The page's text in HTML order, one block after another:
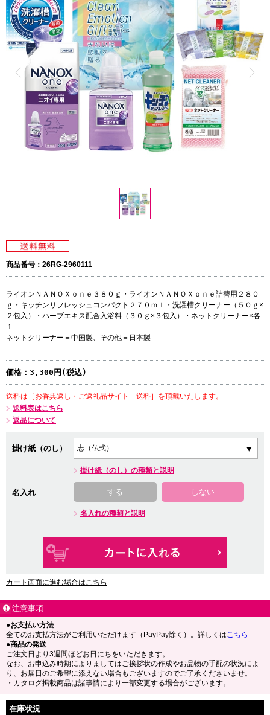
商品番号：26RG-2960111
ライオンＮＡＮＯＸｏｎｅ３８０ｇ・ライオンＮＡＮＯＸｏｎｅ詰替用２８０
ｇ・キッチンリフレッシュコンパクト２７０ｍｌ・洗濯槽クリーナー（５０ｇ×
２包入）・ハーブエキス配合入浴料（３０ｇ×３包入）・ネットクリーナー×各
１
ネットクリーナー＝中国製、その他＝日本製
価格： 3,300円(税込)
送料は［お香典返し・ご返礼品サイト 送料］を頂戴いたします。
送料表はこちら
返品について
掛け紙（のし）
掛け紙（のし）の種類と説明
名入れ する しない
名入れの種類と説明
カート画面に進む場合はこちら
注意事項
●お支払い方法
全てのお支払方法がご利用いただけます（PayPay除く）。詳しくはこちら
●商品の発送
ご注文日より3週間ほどお日にちをいただきます。
なお、お申込み時期によりましてはご挨拶状の作成やお品物の手配の状況によ
り、お届日のご希望に添えない場合もございますのでご了承くださいませ。
・カタログ掲載商品は諸事情により一部変更する場合がございます。
在庫状況